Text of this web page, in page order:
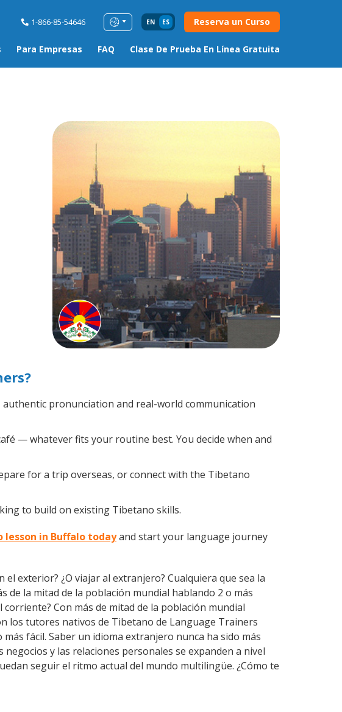
1-866-85-54646 EN ES Reserva un Curso
Para Empresas FAQ Clase De Prueba En Línea Gratuita
pronunciation and real-world communication
— whatever fits your routine best. You decide when and
for a trip overseas, or connect with the Tibetano
to build on existing Tibetano skills.
in Buffalo todayand start your language journey
exterior? ¿O viajar al extranjero? Cualquiera que sea la
la mitad de la población mundial hablando 2 o más
Con más de mitad de la población mundial
los tutores nativos de Tibetano de Language Trainers
fácil. Saber un idioma extranjero nunca ha sido más
y las relaciones personales se expanden a nivel
seguir el ritmo actual del mundo multilingüe. ¿Cómo te